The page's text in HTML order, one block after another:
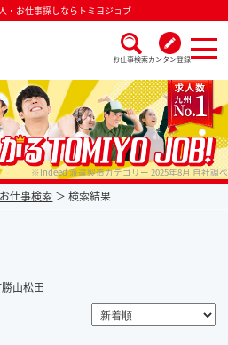
・お仕事探しならトミヨジョブ
お仕事検索カンタン登録
ブ ※Indeed 派遣製造カテゴリー 2025年8月 自社調べ
お仕事検索 検索結果
山松田